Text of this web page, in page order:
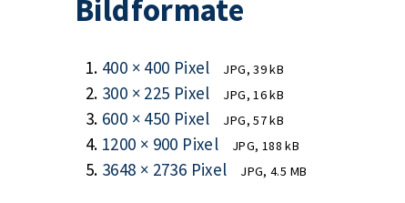
Bildformate
400 × 400 Pixel JPG, 39 kB
300 × 225 Pixel JPG, 16 kB
600 × 450 Pixel JPG, 57 kB
1200 × 900 Pixel JPG, 188 kB
3648 × 2736 Pixel JPG, 4.5 MB